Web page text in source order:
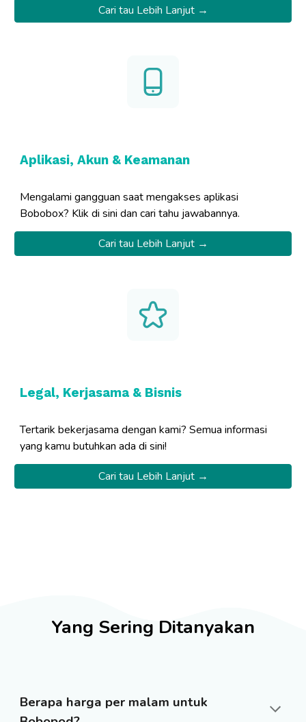
Cari tau Lebih Lanjut →
Aplikasi, Akun & Keamanan
Mengalami gangguan saat mengakses aplikasi
Bobobox? Klik di sini dan cari tahu jawabannya.
Cari tau Lebih Lanjut →
Legal, Kerjasama & Bisnis
Tertarik bekerjasama dengan kami? Semua informasi
yang kamu butuhkan ada di sini!
Cari tau Lebih Lanjut →
Yang Sering Ditanyakan
Berapa harga per malam untuk